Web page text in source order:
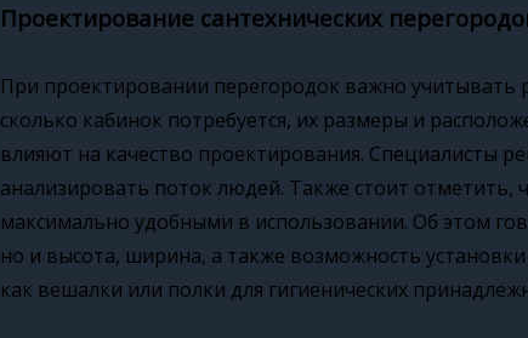
Проектирование сантехнических
При проектировании перегородок важно
сколько кабинок потребуется, их размеры и
влияют на качество проектирования. Специалисты
анализировать поток людей. Также стоит отметить,
максимально удобными в использовании. Об этом
но и высота, ширина, а также возможность
как вешалки или полки для гигиенических